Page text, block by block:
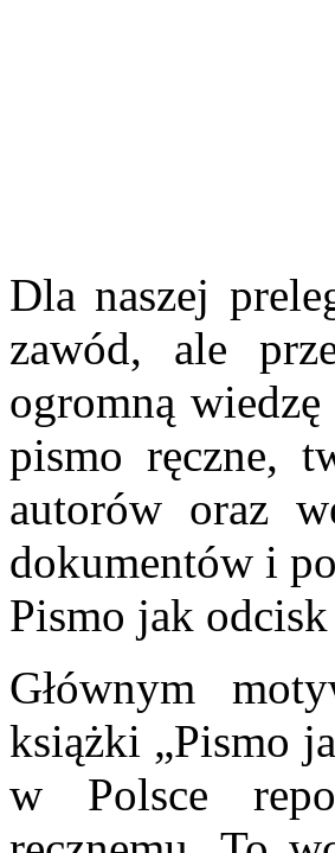
Dla naszej
zawód, ale
ogromną
pismo ręczne,
autorów oraz
dokumentów i
Pismo jak
Głównym
książki „Pismo
w Polsce